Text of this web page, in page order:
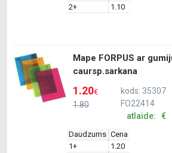
2+
1.10
Mape FORPUS ar
caursp.sarkana
1.80
1.20€
kods: 35307
FO22414
atlaide: €
Daudzums Cena
1+
1.20